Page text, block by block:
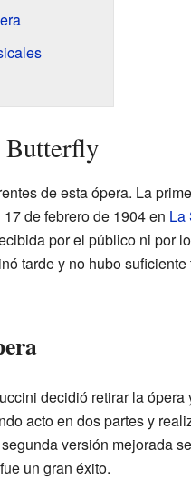
Butterfly
de esta ópera. La
de febrero de 1904 en La
por el público ni por
tarde y no hubo
decidió retirar la ópera
acto en dos partes y
versión mejorada
un gran éxito.